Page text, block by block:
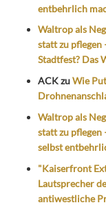
entbehrlich
Waltrop als
statt zu pflegen
Stadtfest? Das
ACKzuWie
Waltrop als
statt zu pflegen
selbst
"Kaiserfront
Lautsprecher
antiwestliche